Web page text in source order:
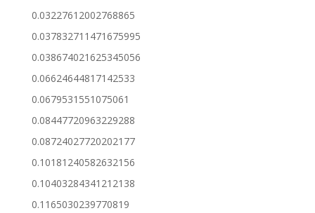
0.03227612002768865
0.037832711471675995
0.038674021625345056
0.06624644817142533
0.0679531551075061
0.08447720963229288
0.08724027720202177
0.10181240582632156
0.10403284341212138
0.1165030239770819